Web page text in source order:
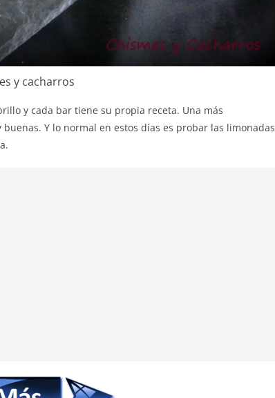
y cacharros
y cada bar tiene su propia receta. Una más
Y lo normal en estos días es probar las limonadas